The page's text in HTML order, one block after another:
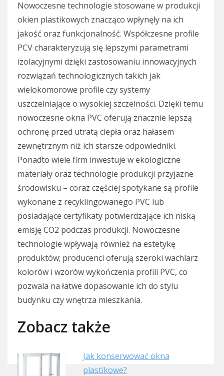
Nowoczesne technologie stosowane w produkcji
okien plastikowych znacząco wpłynęły na ich
jakość oraz funkcjonalność. Współczesne profile
PCV charakteryzują się lepszymi parametrami
izolacyjnymi dzięki zastosowaniu innowacyjnych
rozwiązań technologicznych takich jak
wielokomorowe profile czy systemy
uszczelniające o wysokiej szczelności. Dzięki temu
nowoczesne okna PVC oferują znacznie lepszą
ochronę przed utratą ciepła oraz hałasem
zewnętrznym niż ich starsze odpowiedniki.
Ponadto wiele firm inwestuje w ekologiczne
materiały oraz technologie produkcji przyjazne
środowisku – coraz częściej spotykane są profile
wykonane z recyklingowanego PVC lub
posiadające certyfikaty potwierdzające ich niską
emisję CO2 podczas produkcji. Nowoczesne
technologie wpływają również na estetykę
produktów; producenci oferują szeroki wachlarz
kolorów i wzorów wykończenia profili PVC, co
pozwala na łatwe dopasowanie ich do stylu
budynku czy wnętrza mieszkania.
Zobacz także
Jak konserwować okna
plastikowe?